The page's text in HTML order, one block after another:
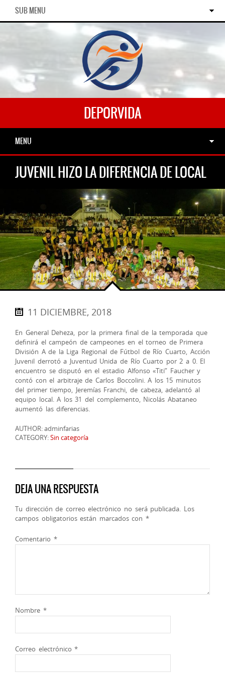
SUB MENU
DEPORVIDA
MENU
JUVENIL HIZO LA DIFERENCIA DE LOCAL
11 DICIEMBRE, 2018
En General Deheza, por la primera final de la temporada que
definirá el campeón de campeones en el torneo de Primera
División A de la Liga Regional de Fútbol de Río Cuarto, Acción
Juvenil derrotó a Juventud Unida de Río Cuarto por 2 a 0. El
encuentro se disputó en el estadio Alfonso «Titi” Faucher y
contó con el arbitraje de Carlos Boccolini. A los 15 minutos
del primer tiempo, Jeremías Franchi, de cabeza, adelantó al
equipo local. A los 31 del complemento, Nicolás Abataneo
aumentó las diferencias.
AUTHOR: adminfarias
CATEGORY:Sin categoría
DEJA UNA RESPUESTA
Tu dirección de correo electrónico no será publicada. Los
campos obligatorios están marcados con *
Comentario *
Nombre *
Correo electrónico*